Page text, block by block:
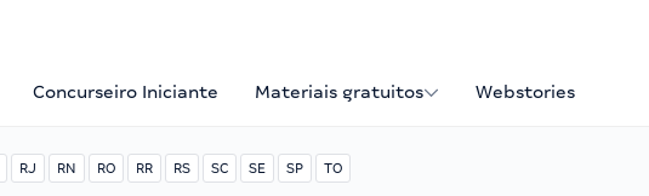
Concurseiro Iniciante Materiais gratuitos Webstories
RJ RN RO RR RS SC SE SP TO